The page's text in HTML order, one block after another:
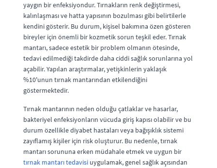
yaygın bir enfeksiyondur. Tırnakların renk değiştirmesi,
kalınlaşması ve hatta yapısının bozulması gibi belirtilerle
kendini gösterir. Bu durum, kişisel bakımına özen gösteren
bireyler için önemli bir kozmetik sorun teşkil eder. Tırnak
mantarı, sadece estetik bir problem olmanın ötesinde,
tedavi edilmediği takdirde daha ciddi sağlık sorunlarına yol
açabilir. Yapılan araştırmalar, yetişkinlerin yaklaşık
%10'unun tırnak mantarından etkilendiğini
göstermektedir.
Tırnak mantarının neden olduğu çatlaklar ve hasarlar,
bakteriyel enfeksiyonların vücuda giriş kapısı olabilir ve bu
durum özellikle diyabet hastaları veya bağışıklık sistemi
zayıflamış kişiler için risk oluşturur. Bu nedenle, tırnak
mantarı sorununa erken müdahale etmek ve uygun bir
tırnak mantarı tedavisi uygulamak, genel sağlık açısından